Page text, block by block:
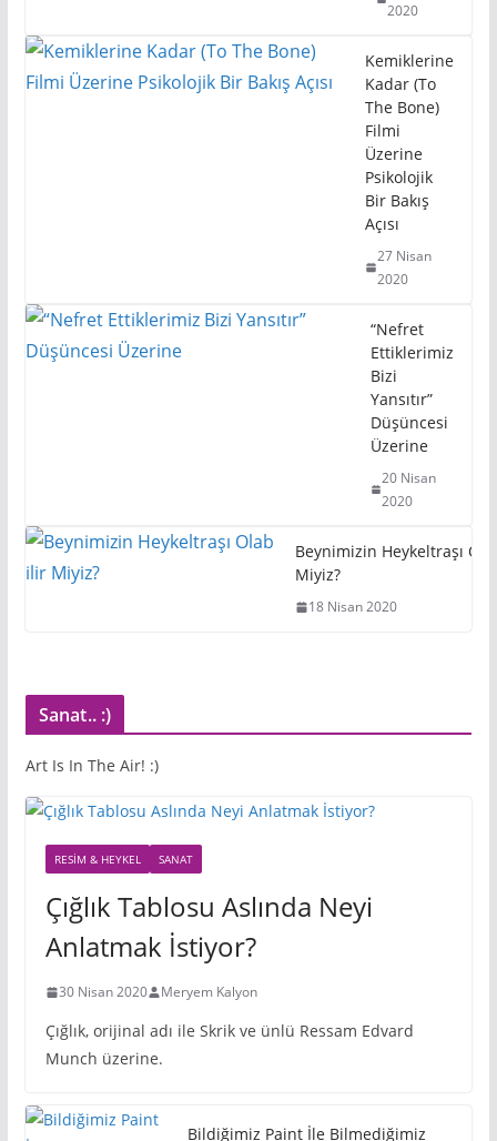
2020
Kemiklerine
Kadar (To
The Bone)
Filmi
Üzerine
Psikolojik
Bir Bakış
Açısı
27 Nisan
2020
“Nefret
Ettiklerimiz
Bizi
Yansıtır”
Düşüncesi
Üzerine
20 Nisan
2020
Beynimizin Heykeltraşı
Miyiz?
18 Nisan 2020
Sanat.. :)
Art Is In The Air! :)
RESIM & HEYKEL SANAT
Çığlık Tablosu Aslında Neyi
Anlatmak İstiyor?
30 Nisan 2020 Meryem Kalyon
Çığlık, orijinal adı ile Skrik ve ünlü Ressam Edvard
Munch üzerine.
Bildiğimiz Paint İle Bilmediğimiz